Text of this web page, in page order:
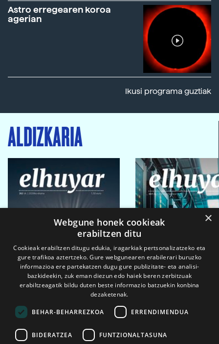
Astro erregearen koroa
agerian
Ikusi programa guztiak
ALDIZKARIA
2026ko eka. 1a 2026ko mar. 1a
×
Webgune honek cookieak
erabiltzen ditu
Cookieak erabiltzen ditugu edukia, iragarkiak pertsonalizatzeko eta
gure trafikoa aztertzeko. Gure webgunearen erabilerari buruzko
informazioa ere partekatzen dugu gure publizitate- eta analisi-
bazkideekin, zuk eman diezun edo haiek beren zerbitzuak
erabiltzeagatik bildu duten beste informazio batzuekin konbina
dezaketenak.
BEHAR-BEHARREZKOA ERRENDIMENDUA
BIDERATZEA FUNTZIONALTASUNA